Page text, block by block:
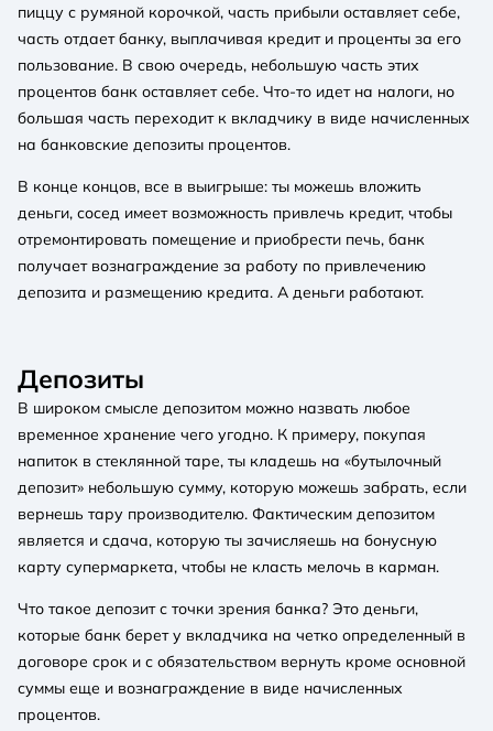
пиццу с румяной корочкой, часть прибыли оставляет себе,
часть отдает банку, выплачивая кредит и проценты за его
пользование. В свою очередь, небольшую часть этих
процентов банк оставляет себе. Что-то идет на налоги, но
большая часть переходит к вкладчику в виде начисленных
на банковские депозиты процентов.
В конце концов, все в выигрыше: ты можешь вложить
деньги, сосед имеет возможность привлечь кредит, чтобы
отремонтировать помещение и приобрести печь, банк
получает вознаграждение за работу по привлечению
депозита и размещению кредита. А деньги работают.
Депозиты
В широком смысле депозитом можно назвать любое
временное хранение чего угодно. К примеру, покупая
напиток в стеклянной таре, ты кладешь на «бутылочный
депозит» небольшую сумму, которую можешь забрать, если
вернешь тару производителю. Фактическим депозитом
является и сдача, которую ты зачисляешь на бонусную
карту супермаркета, чтобы не класть мелочь в карман.
Что такое депозит с точки зрения банка? Это деньги,
которые банк берет у вкладчика на четко определенный в
договоре срок и с обязательством вернуть кроме основной
суммы еще и вознаграждение в виде начисленных
процентов.